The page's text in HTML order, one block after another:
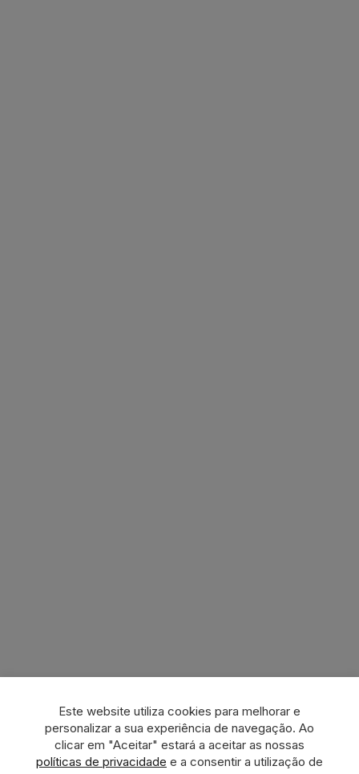
Este website utiliza cookies para melhorar e
personalizar a sua experiência de navegação. Ao
clicar em "Aceitar" estará a aceitar as nossas
políticas de privacidade e a consentir a utilização de